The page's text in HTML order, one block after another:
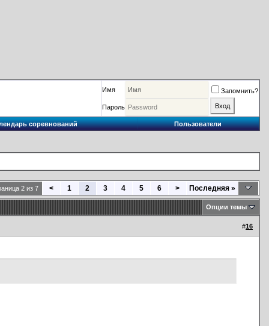
Имя Запомнить?
Пароль
соревнований Пользователи
2 из 7 < 1 2 3 4 5 6 > Последняя »
Опции темы
#16